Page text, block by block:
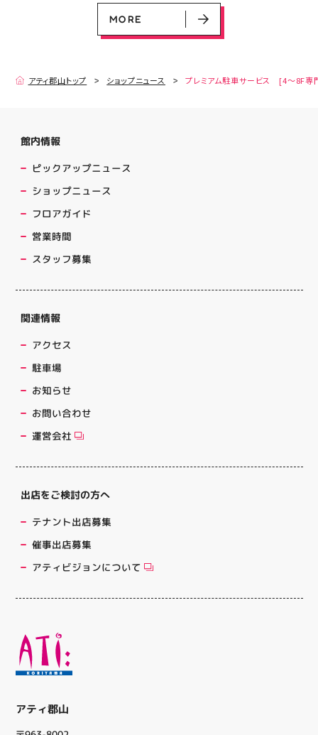
MORE
MORE
アティ郡山トップ ショップニュース プレミアム駐車サービス [4～8F専
アティ郡山
館内情報
ピックアップニュース
ショップニュース
フロアガイド
営業時間
スタッフ募集
関連情報
アクセス
駐車場
お知らせ
お問い合わせ
運営会社
出店をご検討の方へ
テナント出店募集
催事出店募集
アティビジョンについて